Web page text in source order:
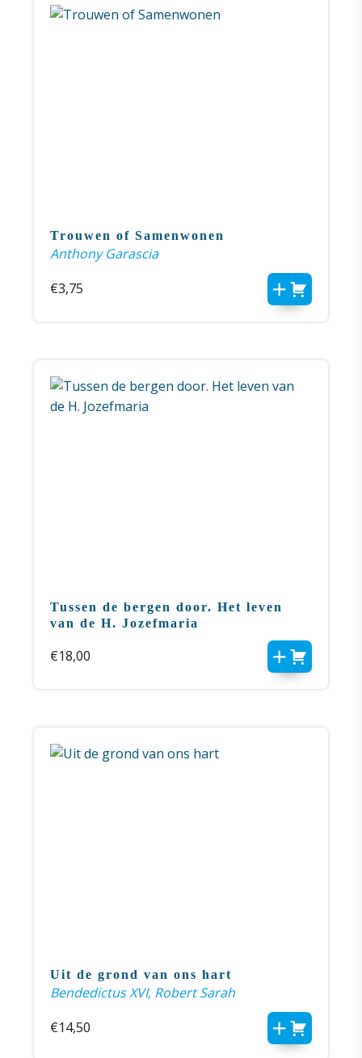
Trouwen of Samenwonen
Anthony Garascia
€3,75
Tussen de bergen door. Het leven
van de H. Jozefmaria
€18,00
Uit de grond van ons hart
Bendedictus XVI, Robert Sarah
€14,50